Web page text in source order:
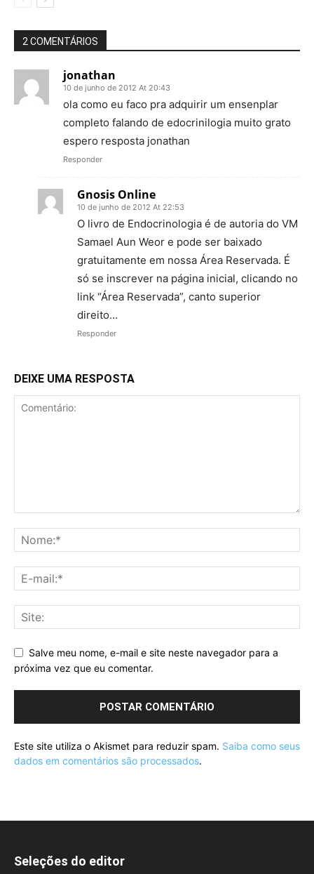
2 COMENTÁRIOS
jonathan
10 de junho de 2012 At 20:43
ola como eu faco pra adquirir um ensenplar
completo falando de edocrinilogia muito grato
espero resposta jonathan
Responder
Gnosis Online
10 de junho de 2012 At 22:53
O livro de Endocrinologia é de autoria do VM
Samael Aun Weor e pode ser baixado
gratuitamente em nossa Área Reservada. É
só se inscrever na página inicial, clicando no
link “Área Reservada”, canto superior
direito…
Responder
DEIXE UMA RESPOSTA
Salve meu nome, e-mail e site neste navegador para a
próxima vez que eu comentar.
Este site utiliza o Akismet para reduzir spam. Saiba como seus
dados em comentários são processados.
Seleções do editor